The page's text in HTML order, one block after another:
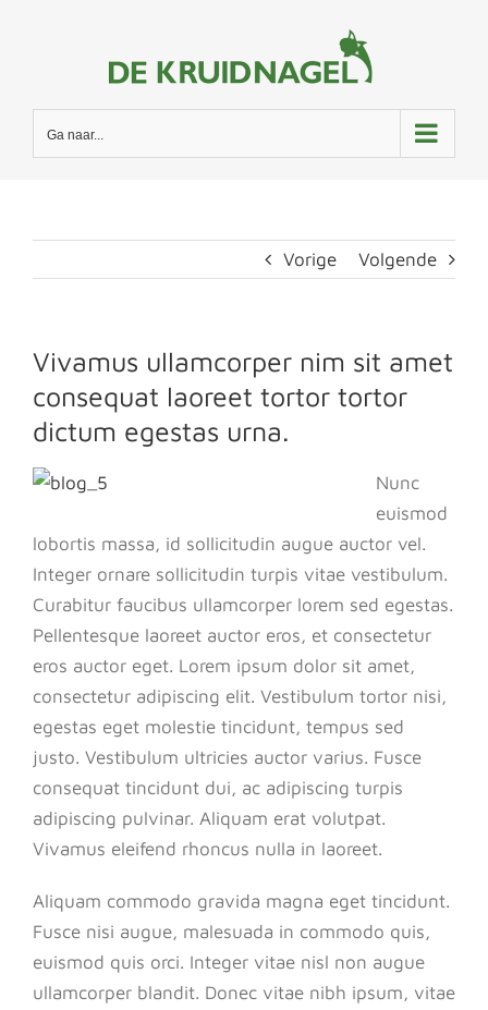
Ga naar...
Vorige Volgende
Vivamus ullamcorper nim sit amet
consequat laoreet tortor tortor
dictum egestas urna.
Nunc
euismod
lobortis massa, id sollicitudin augue auctor vel.
Integer ornare sollicitudin turpis vitae vestibulum.
Curabitur faucibus ullamcorper lorem sed egestas.
Pellentesque laoreet auctor eros, et consectetur
eros auctor eget. Lorem ipsum dolor sit amet,
consectetur adipiscing elit. Vestibulum tortor nisi,
egestas eget molestie tincidunt, tempus sed
justo. Vestibulum ultricies auctor varius. Fusce
consequat tincidunt dui, ac adipiscing turpis
adipiscing pulvinar. Aliquam erat volutpat.
Vivamus eleifend rhoncus nulla in laoreet.
Aliquam commodo gravida magna eget tincidunt.
Fusce nisi augue, malesuada in commodo quis,
euismod quis orci. Integer vitae nisl non augue
ullamcorper blandit. Donec vitae nibh ipsum, vitae